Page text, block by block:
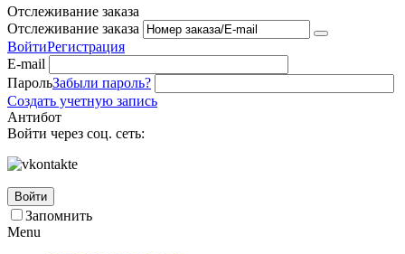
Отслеживание заказа
Отслеживание заказа
ВойтиРегистрация
E-mail
ПарольЗабыли пароль?
Создать учетную запись
Антибот
Войти через соц. сеть:
Войти
Запомнить
Menu